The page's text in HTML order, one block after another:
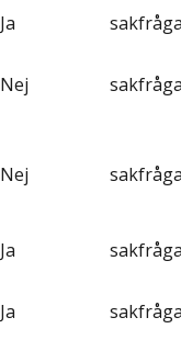
Ja
Nej
Nej
Ja
Ja